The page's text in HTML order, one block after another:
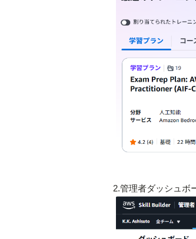
2.管理者ダッシュボ